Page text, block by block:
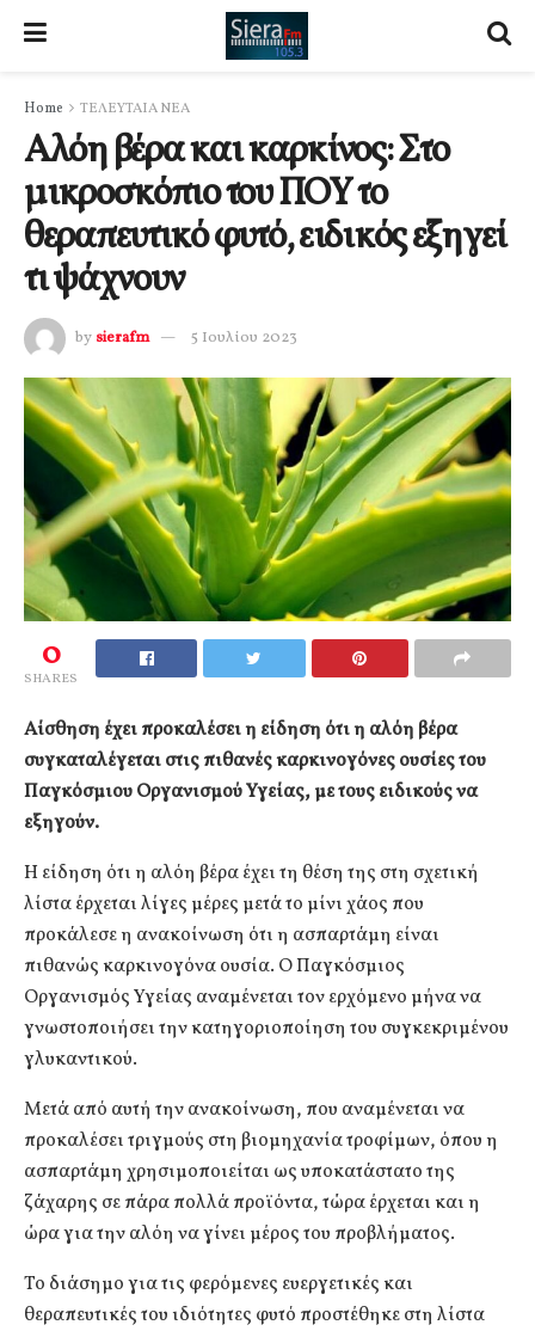
Home ΤΕΛΕΥΤΑΙΑ ΝΕΑ
Αλόη βέρα και καρκίνος: Στο
μικροσκόπιο του ΠΟΥ το
θεραπευτικό φυτό, ειδικός εξηγεί
τι ψάχνουν
by sierafm 5 Ιουλίου 2023
0
SHARES
Αίσθηση έχει προκαλέσει η είδηση ότι η αλόη βέρα
συγκαταλέγεται στις πιθανές καρκινογόνες ουσίες του
Παγκόσμιου Οργανισμού Υγείας, με τους ειδικούς να
εξηγούν.
Η είδηση ότι η αλόη βέρα έχει τη θέση της στη σχετική
λίστα έρχεται λίγες μέρες μετά το μίνι χάος που
προκάλεσε η ανακοίνωση ότι η ασπαρτάμη είναι
πιθανώς καρκινογόνα ουσία. Ο Παγκόσμιος
Οργανισμός Υγείας αναμένεται τον ερχόμενο μήνα να
γνωστοποιήσει την κατηγοριοποίηση του συγκεκριμένου
γλυκαντικού.
Μετά από αυτή την ανακοίνωση, που αναμένεται να
προκαλέσει τριγμούς στη βιομηχανία τροφίμων, όπου η
ασπαρτάμη χρησιμοποιείται ως υποκατάστατο της
ζάχαρης σε πάρα πολλά προϊόντα, τώρα έρχεται και η
ώρα για την αλόη να γίνει μέρος του προβλήματος.
Το διάσημο για τις φερόμενες ευεργετικές και
θεραπευτικές του ιδιότητες φυτό προστέθηκε στη λίστα